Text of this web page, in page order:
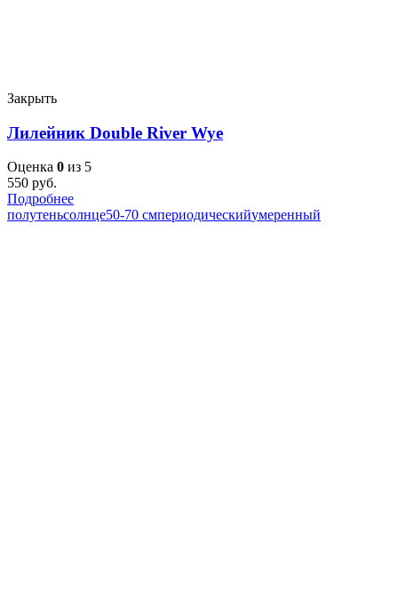
Закрыть
Лилейник Double River Wye
Оценка 0 из 5
550 руб.
Подробнее
полутеньсолнце50-70 смпериодическийумеренный